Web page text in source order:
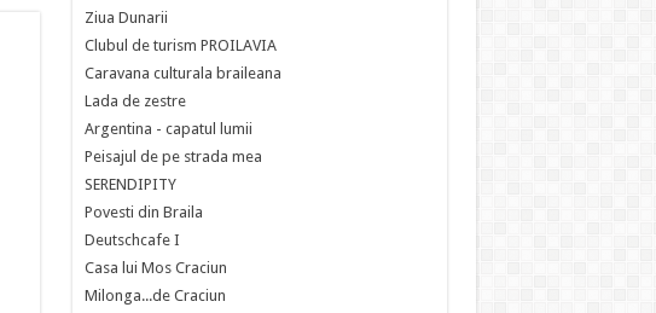
Ziua Dunarii
Clubul de turism PROILAVIA
Caravana culturala braileana
Lada de zestre
Argentina - capatul lumii
Peisajul de pe strada mea
SERENDIPITY
Povesti din Braila
Deutschcafe I
Casa lui Mos Craciun
Milonga...de Craciun